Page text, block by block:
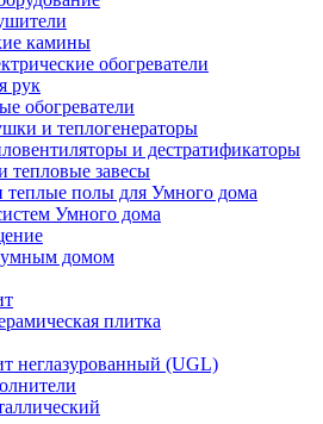
камины
обогреватели
рук
обогреватели
и теплогенераторы
и дестратификаторы
тепловые завесы
теплые полы для Умного дома
Умного дома
умным домом
плитка
неглазурованный (UGL)